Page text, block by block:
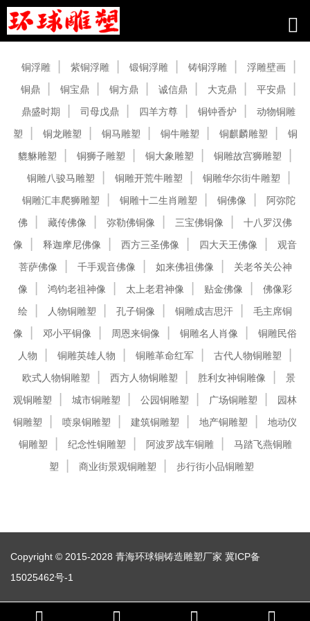
铜浮雕 紫铜浮雕 锻铜浮雕 铸铜浮雕
浮雕壁画
铜鼎
铜宝鼎 铜方鼎 诚信鼎 大克鼎
平安鼎
鼎盛时期
司母戊鼎 四羊方尊 铜钟香炉
动物铜雕
塑
铜龙雕塑 铜马雕塑 铜牛雕塑 铜麒麟雕塑
铜
貔貅雕塑
铜狮子雕塑 铜大象雕塑
铜雕故宫狮雕塑
铜雕八骏马雕塑
铜雕开荒牛雕塑
铜雕华尔街牛雕塑
铜雕汇丰爬狮雕塑
铜雕十二生肖雕塑 铜佛像
阿弥陀
佛
藏传佛像 弥勒佛铜像 三宝佛铜像
十八罗汉佛
像
释迦摩尼佛像 西方三圣佛像 四大天王佛像
观音
菩萨佛像
千手观音佛像 如来佛祖佛像
关老爷关公神
像
鸿钧老祖神像 太上老君神像 贴金佛像
佛像彩
绘
人物铜雕塑 孔子铜像 铜雕成吉思汗
毛主席铜
像
邓小平铜像 周恩来铜像 铜雕名人肖像
铜雕民俗
人物
铜雕英雄人物 铜雕革命红军
古代人物铜雕塑
欧式人物铜雕塑
西方人物铜雕塑 胜利女神铜雕像
景
观铜雕塑
城市铜雕塑 公园铜雕塑 广场铜雕塑
园林
铜雕塑
喷泉铜雕塑 建筑铜雕塑 地产铜雕塑
地动仪
铜雕塑
纪念性铜雕塑 阿波罗战车铜雕
马踏飞燕铜雕
塑
商业街景观铜雕塑 步行街小品铜雕塑
Copyright © 2015-2028 青海环球铜铸造雕塑厂家 冀ICP备
15025462号-1